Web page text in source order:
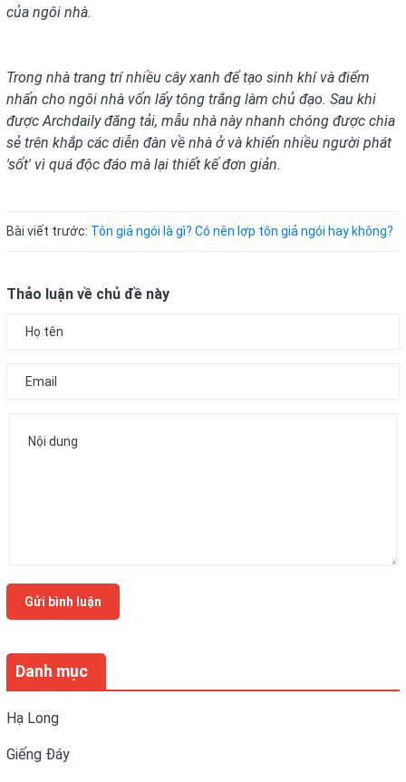
Danh mục
Hạ Long
Giếng Đáy
của ngôi nhà.
Trong nhà trang trí nhiều cây xanh để tạo sinh khí và điểm
nhấn cho ngôi nhà vốn lấy tông trắng làm chủ đạo. Sau khi
được Archdaily đăng tải, mẫu nhà này nhanh chóng được chia
sẻ trên khắp các diễn đàn về nhà ở và khiến nhiều người phát
'sốt' vì quá độc đáo mà lại thiết kế đơn giản.
Bài viết trước: Tôn giả ngói là gì? Có nên lợp tôn giả ngói hay không?
Thảo luận về chủ đề này
Gửi bình luận